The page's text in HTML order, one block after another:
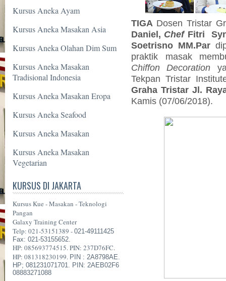
Kursus Aneka Ayam
Kursus Aneka Masakan Asia
Kursus Aneka Olahan Dim Sum
Kursus Aneka Masakan
Tradisional Indonesia
Kursus Aneka Masakan Eropa
Kursus Aneka Seafood
Kursus Aneka Masakan
Kursus Aneka Masakan
Vegetarian
KURSUS DI JAKARTA
Kursus Kue - Masakan - Teknologi
Pangan
Galaxy Training Center
Telp: 021-53151389 - 021-49111425
Fax: 021-53155652.
HP: 085693774515. PIN: 237D76FC.
HP: 081318230199. PIN : 2A8798AE.
HP; 081231071701. PIN: 2AEB02F6
08883271088
TIGA Dosen Tristar
Daniel, ChefFitri
Soetrisno MM.Par
praktik masak
Chiffon Decoration
Tekpan Tristar
Graha Tristar Jl.
Kamis (07/06/2018).